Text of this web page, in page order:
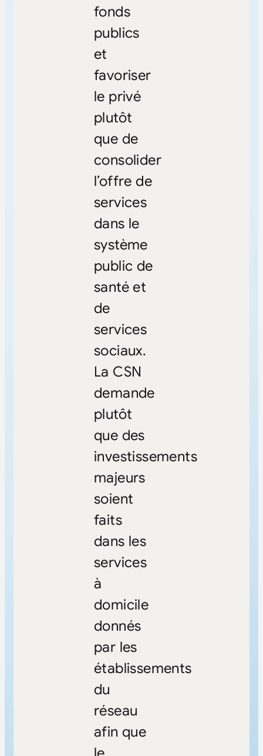
fonds
publics
et
favoriser
le privé
plutôt
que de
consolider
l’offre de
services
dans le
système
public de
santé et
de
services
sociaux.
La CSN
demande
plutôt
que des
investissements
majeurs
soient
faits
dans les
services
à
domicile
donnés
par les
établissements
du
réseau
afin que